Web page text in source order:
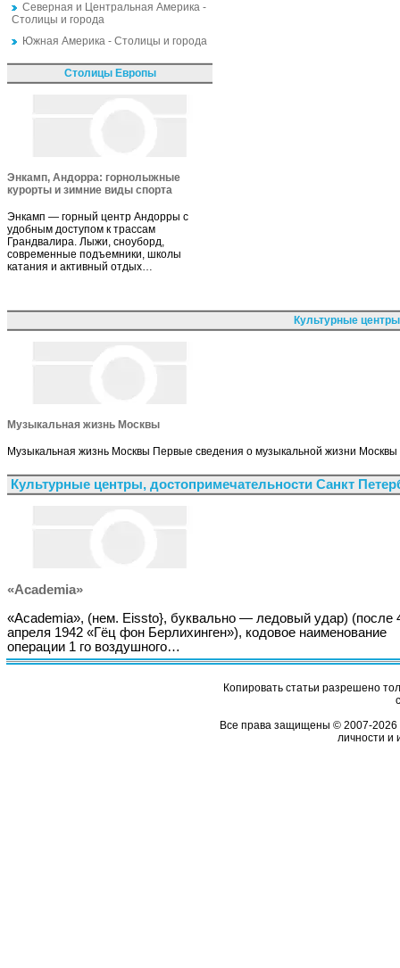
Северная и Центральная Америка -
Столицы и города
Южная Америка - Столицы и города
Столицы Европы
Энкамп, Андорра: горнолыжные
курорты и зимние виды спорта
Энкамп — горный центр Андорры с
удобным доступом к трассам
Грандвалира. Лыжи, сноуборд,
современные подъемники, школы
катания и активный отдых…
Культурные
Музыкальная жизнь Москвы
Музыкальная жизнь Москвы Первые сведения о музыкальной жизни
Культурные центры, достопримечательности Санкт
«Academia»
«Academia», (нем. Eissto}, буквально — ледовый удар) (после
апреля 1942 «Гёц фон Берлихинген»), кодовое наименование
операции 1 го воздушного…
Копировать статьи разрешено
Все права защищены © 2007-2026
личности и